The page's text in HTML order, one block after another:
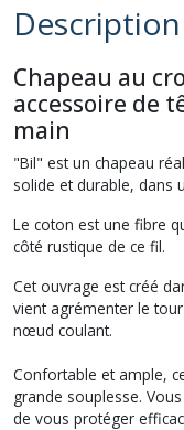
Description
Chapeau au
accessoire de
main
"Bil" est un chapeau
solide et durable, dans
Le coton est une fibre
côté rustique de ce fil.
Cet ouvrage est créé
vient agrémenter le
nœud coulant.
Confortable et ample,
grande souplesse.
de vous protéger